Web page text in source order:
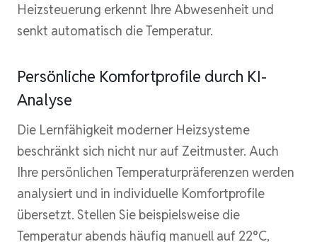
Heizsteuerung erkennt Ihre Abwesenheit und
senkt automatisch die Temperatur.
Persönliche Komfortprofile durch KI-
Analyse
Die Lernfähigkeit moderner Heizsysteme
beschränkt sich nicht nur auf Zeitmuster. Auch
Ihre persönlichen Temperaturpräferenzen werden
analysiert und in individuelle Komfortprofile
übersetzt. Stellen Sie beispielsweise die
Temperatur abends häufig manuell auf 22°C,